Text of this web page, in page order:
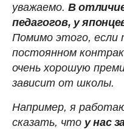
уважаемо. В
педагогов, у
Помимо этого, если
постоянном
очень хорошую
зависит от школы.
Например, я
сказать, что у нас